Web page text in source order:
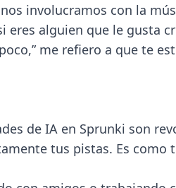
involucramos con la
alguien que le gusta
me refiero a que te
de IA en Sprunki son
tus pistas. Es